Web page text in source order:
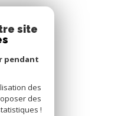
site
pendant
des
des
!